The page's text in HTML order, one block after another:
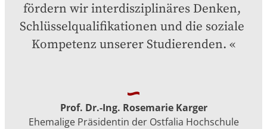
fördern wir interdisziplinäres Denken,
Schlüsselqualifikationen und die soziale
Kompetenz unserer Studierenden.
Prof. Dr.-Ing. Rosemarie Karger
Ehemalige Präsidentin der Ostfalia Hochschule